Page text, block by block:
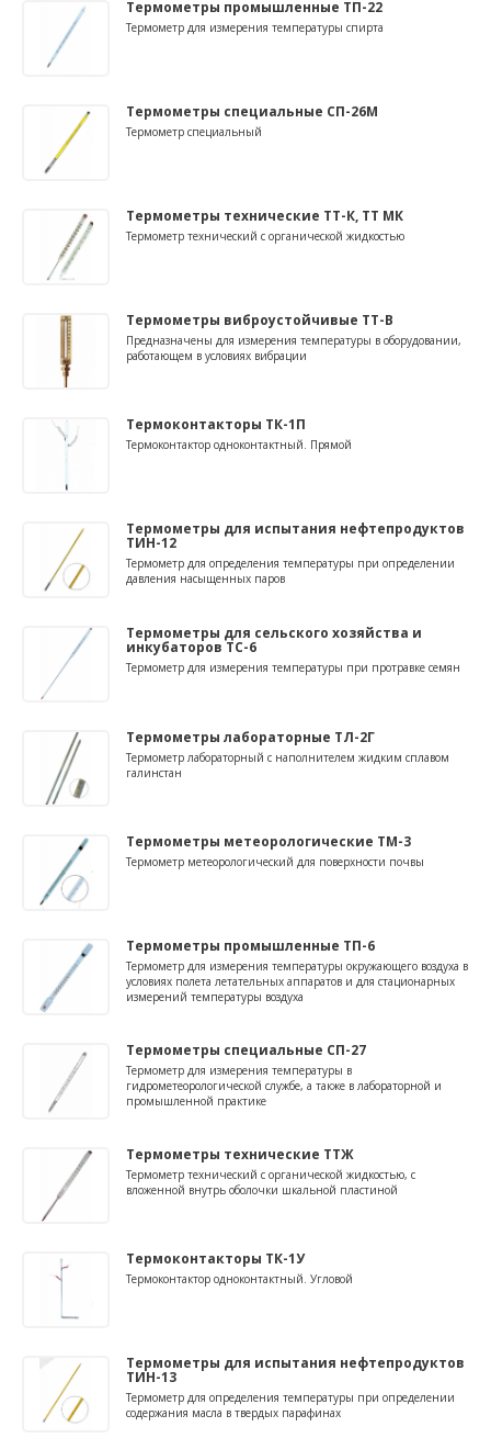
Термометры промышленные ТП-22
Термометр для измерения температуры спирта
Термометры специальные СП-26М
Термометр специальный
Термометры технические ТТ-К, ТТ МК
Термометр технический с органической жидкостью
Термометры виброустойчивые ТТ-В
Предназначены для измерения температуры в оборудовании,
работающем в условиях вибрации
Термоконтакторы ТК-1П
Термоконтактор одноконтактный. Прямой
Термометры для испытания нефтепродуктов
ТИН-12
Термометр для определения температуры при определении
давления насыщенных паров
Термометры для сельского хозяйства и
инкубаторов ТС-6
Термометр для измерения температуры при протравке семян
Термометры лабораторные ТЛ-2Г
Термометр лабораторный с наполнителем жидким сплавом
галинстан
Термометры метеорологические ТМ-3
Термометр метеорологический для поверхности почвы
Термометры промышленные ТП-6
Термометр для измерения температуры окружающего воздуха в
условиях полета летательных аппаратов и для стационарных
измерений температуры воздуха
Термометры специальные СП-27
Термометр для измерения температуры в
гидрометеорологической службе, а также в лабораторной и
промышленной практике
Термометры технические ТТЖ
Термометр технический с органической жидкостью, с
вложенной внутрь оболочки шкальной пластиной
Термоконтакторы ТК-1У
Термоконтактор одноконтактный. Угловой
Термометры для испытания нефтепродуктов
ТИН-13
Термометр для определения температуры при определении
содержания масла в твердых парафинах